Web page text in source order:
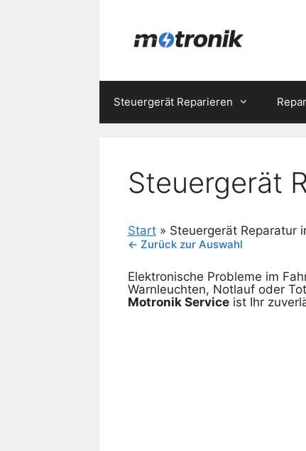
Steuergerät Reparieren
Steuergerät
Start» Steuergerät Reparatur
← Zurück zur Auswahl
Elektronische Probleme im
Warnleuchten, Notlauf oder
Motronik Serviceist Ihr